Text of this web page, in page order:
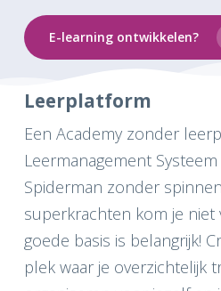
E-learning ontwikkelen?
Leerplatform
Een Academy zonder
Leermanagement Systeem
Spiderman zonder
superkrachten kom je niet
goede basis is belangrijk!
plek waar je overzichtelijk